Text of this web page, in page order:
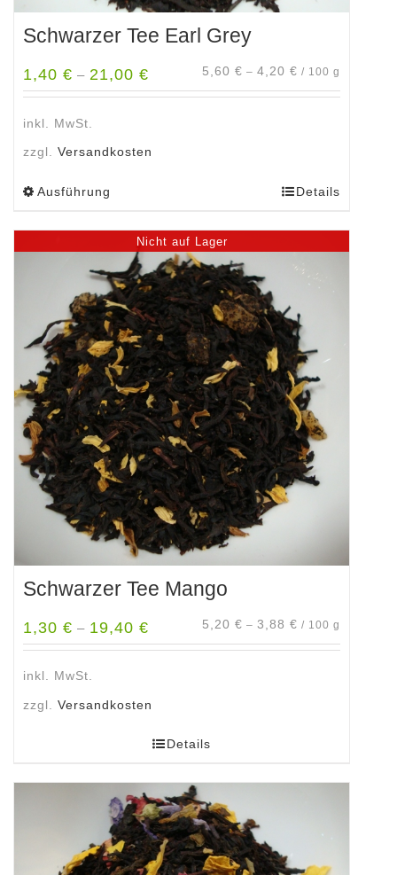
Schwarzer Tee Earl Grey
1,40 € – 21,00 € 5,60 € – 4,20 € / 100 g
inkl. MwSt.
zzgl. Versandkosten
Ausführung
weist
mehrere
Varianten
auf.
Die
Optionen
können
auf
der
Produktseite
gewählt
werden
Details
Nicht auf Lager
Schwarzer Tee Mango
1,30 € – 19,40 € 5,20 € – 3,88 € / 100 g
inkl. MwSt.
zzgl. Versandkosten
Details